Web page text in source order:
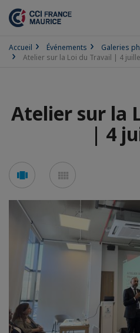
Accueil Événements Galeries
Atelier sur la Loi du Travail | 4
Atelier sur la
| 4
Voir
en
carousel
en
mosaïque